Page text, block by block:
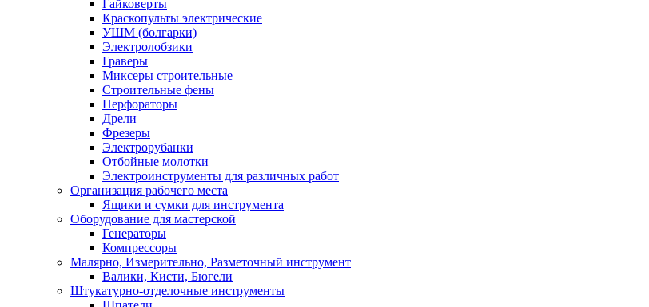
Гайковерты
Краскопульты электрические
УШМ (болгарки)
Электролобзики
Граверы
Миксеры строительные
Строительные фены
Перфораторы
Дрели
Фрезеры
Электрорубанки
Отбойные молотки
Электроинструменты для различных работ
Организация рабочего места
Ящики и сумки для инструмента
Оборудование для мастерской
Генераторы
Компрессоры
Малярно, Измерительно, Разметочный инструмент
Валики, Кисти, Бюгели
Штукатурно-отделочные инструменты